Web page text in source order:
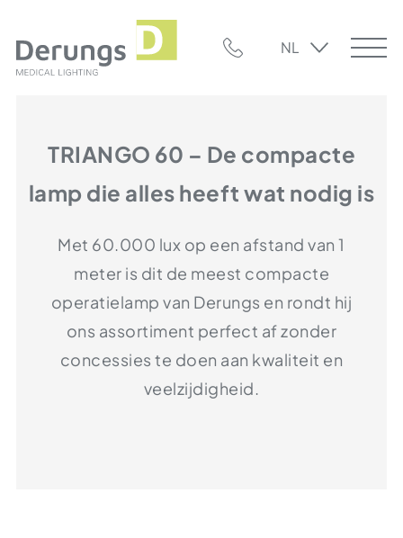
NL
TRIANGO 60 – De compacte
lamp die alles heeft wat nodig is
Met 60.000 lux op een afstand van 1
meter is dit de meest compacte
operatielamp van Derungs en rondt hij
ons assortiment perfect af zonder
concessies te doen aan kwaliteit en
veelzijdigheid.